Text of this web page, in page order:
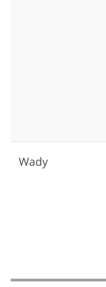
Wady